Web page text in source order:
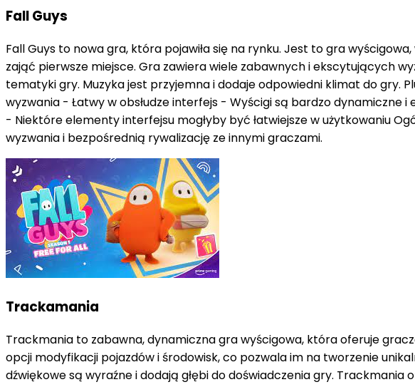
Fall Guys
Fall Guys to nowa gra, która pojawiła się na rynku. Jest to gra
zająć pierwsze miejsce. Gra zawiera wiele zabawnych i ekscytujących
tematyki gry. Muzyka jest przyjemna i dodaje odpowiedni klimat do gry.
wyzwania - Łatwy w obsłudze interfejs - Wyścigi są bardzo
- Niektóre elementy interfejsu mogłyby być łatwiejsze w użytkowaniu
wyzwania i bezpośrednią rywalizację ze innymi graczami.
Trackamania
Trackmania to zabawna, dynamiczna gra wyścigowa, która oferuje
opcji modyfikacji pojazdów i środowisk, co pozwala im na tworzenie
dźwiękowe są wyraźne i dodają głębi do doświadczenia gry.